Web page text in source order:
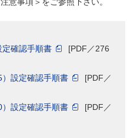
確認手順書
[PDF／276
設定確認手順書
[PDF／
設定確認手順書
[PDF／